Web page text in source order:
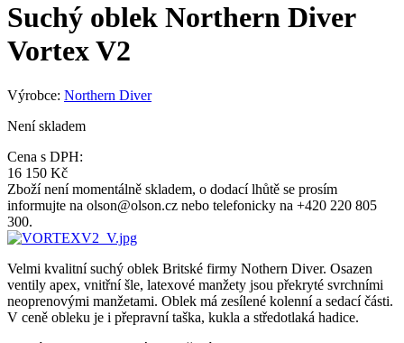
Suchý oblek Northern Diver
Vortex V2
Výrobce: Northern Diver
Není skladem
Cena s DPH:
16 150 Kč
Zboží není momentálně skladem, o dodací lhůtě se prosím
informujte na olson@olson.cz nebo telefonicky na +420 220 805
300.
Velmi kvalitní suchý oblek Britské firmy Nothern Diver. Osazen
ventily apex, vnitřní šle, latexové manžety jsou překryté svrchními
neoprenovými manžetami. Oblek má zesílené kolenní a sedací části.
V ceně obleku je i přepravní taška, kukla a středotlaká hadice.